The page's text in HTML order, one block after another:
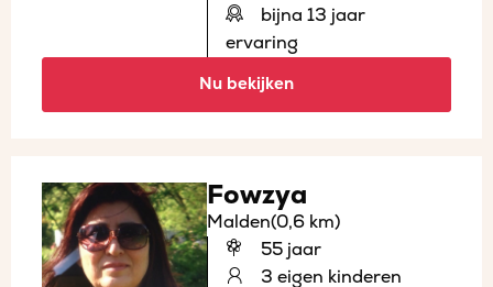
bijna 13 jaar
ervaring
Nu bekijken
Fowzya
Malden(0,6 km)
55 jaar
3 eigen kinderen